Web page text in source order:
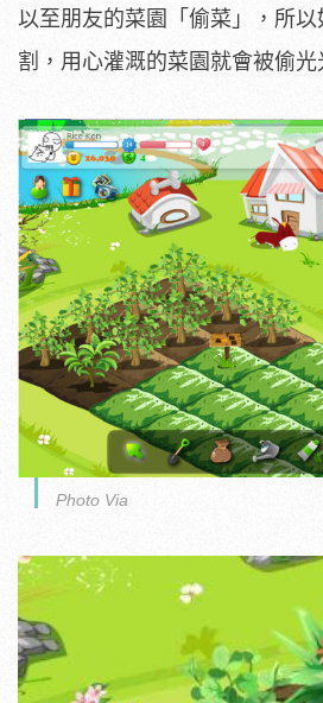
以至朋友的菜園「偷菜」，所
割，用心灌溉的菜園就會被偷光
Photo Via